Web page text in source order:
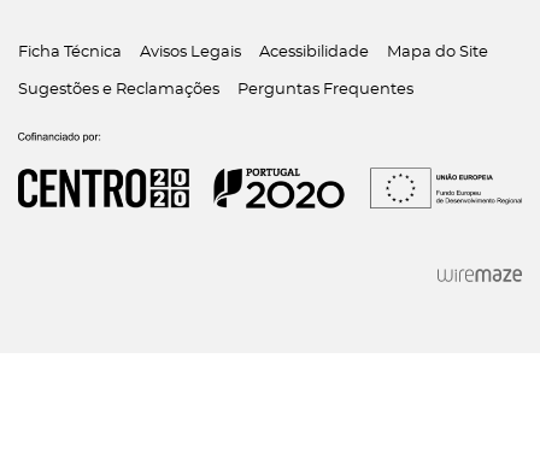
Ficha Técnica Avisos Legais Acessibilidade Mapa do Site
Sugestões e Reclamações Perguntas Frequentes